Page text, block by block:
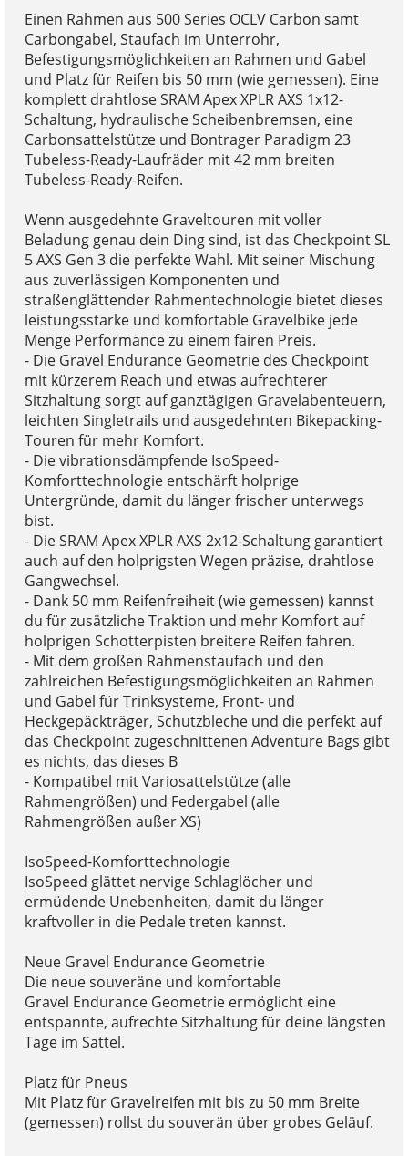
Einen Rahmen aus 500 Series OCLV Carbon samt
Carbongabel, Staufach im Unterrohr,
Befestigungsmöglichkeiten an Rahmen und Gabel
und Platz für Reifen bis 50 mm (wie gemessen). Eine
komplett drahtlose SRAM Apex XPLR AXS 1x12-
Schaltung, hydraulische Scheibenbremsen, eine
Carbonsattelstütze und Bontrager Paradigm 23
Tubeless-Ready-Laufräder mit 42 mm breiten
Tubeless-Ready-Reifen.
Wenn ausgedehnte Graveltouren mit voller
Beladung genau dein Ding sind, ist das Checkpoint SL
5 AXS Gen 3 die perfekte Wahl. Mit seiner Mischung
aus zuverlässigen Komponenten und
straßenglättender Rahmentechnologie bietet dieses
leistungsstarke und komfortable Gravelbike jede
Menge Performance zu einem fairen Preis.
- Die Gravel Endurance Geometrie des Checkpoint
mit kürzerem Reach und etwas aufrechterer
Sitzhaltung sorgt auf ganztägigen Gravelabenteuern,
leichten Singletrails und ausgedehnten Bikepacking-
Touren für mehr Komfort.
- Die vibrationsdämpfende IsoSpeed-
Komforttechnologie entschärft holprige
Untergründe, damit du länger frischer unterwegs
bist.
- Die SRAM Apex XPLR AXS 2x12-Schaltung garantiert
auch auf den holprigsten Wegen präzise, drahtlose
Gangwechsel.
- Dank 50 mm Reifenfreiheit (wie gemessen) kannst
du für zusätzliche Traktion und mehr Komfort auf
holprigen Schotterpisten breitere Reifen fahren.
- Mit dem großen Rahmenstaufach und den
zahlreichen Befestigungsmöglichkeiten an Rahmen
und Gabel für Trinksysteme, Front- und
Heckgepäckträger, Schutzbleche und die perfekt auf
das Checkpoint zugeschnittenen Adventure Bags gibt
es nichts, das dieses B
- Kompatibel mit Variosattelstütze (alle
Rahmengrößen) und Federgabel (alle
Rahmengrößen außer XS)
IsoSpeed-Komforttechnologie
IsoSpeed glättet nervige Schlaglöcher und
ermüdende Unebenheiten, damit du länger
kraftvoller in die Pedale treten kannst.
Neue Gravel Endurance Geometrie
Die neue souveräne und komfortable
Gravel Endurance Geometrie ermöglicht eine
entspannte, aufrechte Sitzhaltung für deine längsten
Tage im Sattel.
Platz für Pneus
Mit Platz für Gravelreifen mit bis zu 50 mm Breite
(gemessen) rollst du souverän über grobes Geläuf.